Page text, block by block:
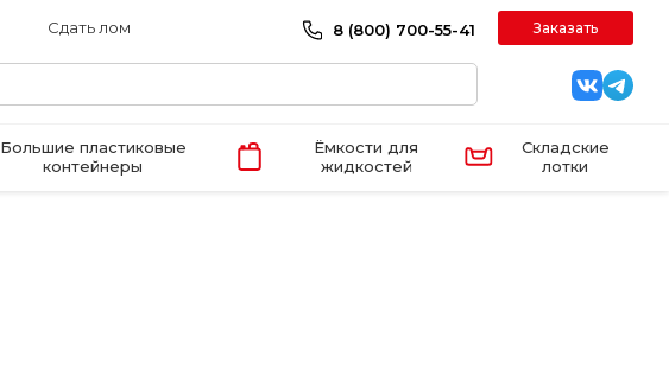
Сдать лом 8 (800) 700-55-41 Заказать
Большие пластиковые
контейнеры
Ёмкости для
жидкостей
Складские
лотки